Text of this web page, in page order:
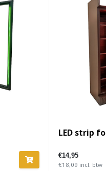
LED strip
€14,95
€18,09 incl. btw